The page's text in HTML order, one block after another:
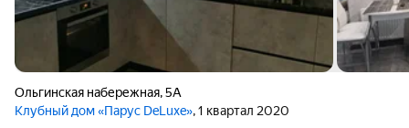
Ольгинская набережная,5А
Клубный дом «Парус DeLuxe», 1 квартал 2020